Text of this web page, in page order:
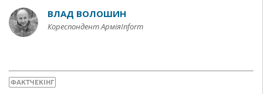
ВЛАД ВОЛОШИН
Кореспондент АрміяInform
ФАКТЧЕКІНГ